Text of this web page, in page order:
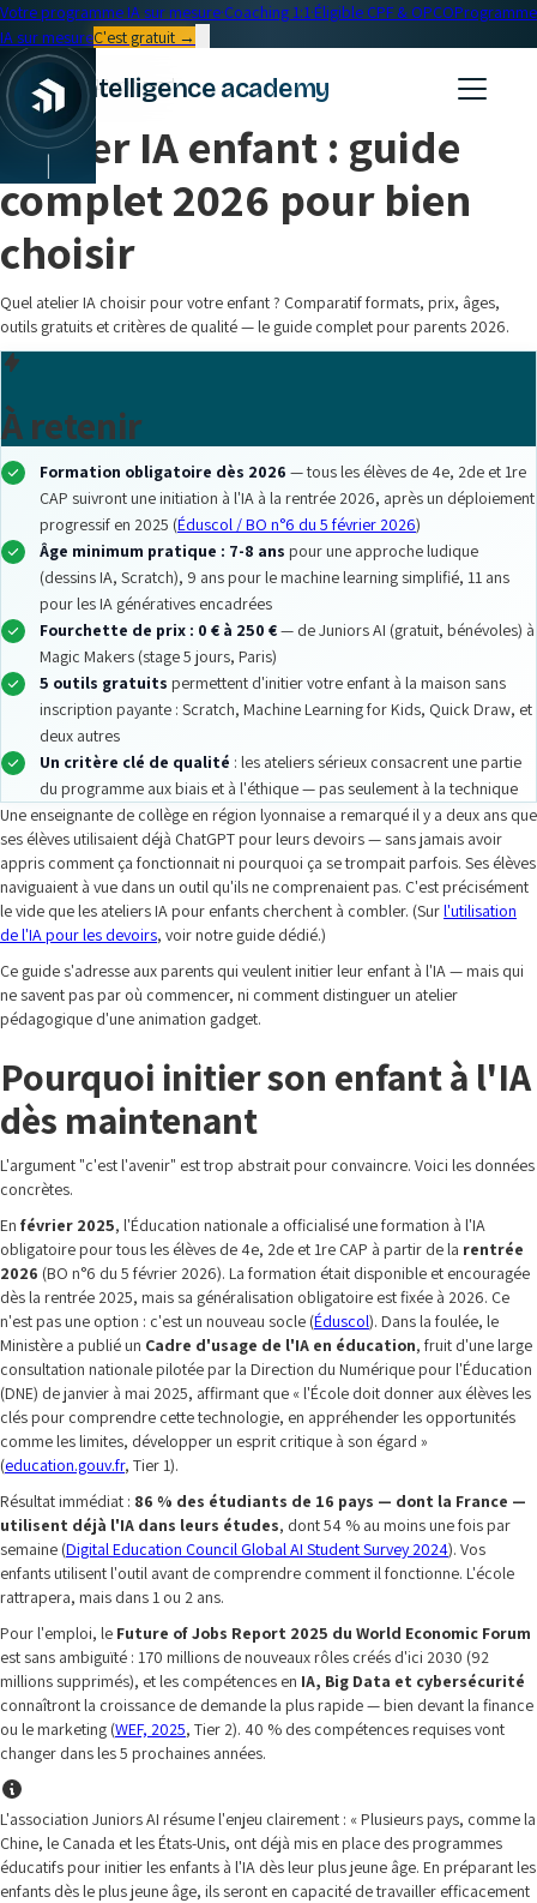
|
Votre programme IA sur mesure·Coaching 1:1·Éligible CPF & OPCOProgramme
IA sur mesureC'est gratuit →
intelligence academy
← Blog
Formation IA• 19 min read
Atelier IA enfant : guide
complet 2026 pour bien
choisir
Quel atelier IA choisir pour votre enfant ? Comparatif formats, prix, âges,
outils gratuits et critères de qualité — le guide complet pour parents 2026.
À retenir
Formation obligatoire dès 2026 — tous les élèves de 4e, 2de et 1re
CAP suivront une initiation à l'IA à la rentrée 2026, après un déploiement
progressif en 2025 (Éduscol / BO n°6 du 5 février 2026)
Âge minimum pratique : 7-8 ans pour une approche ludique
(dessins IA, Scratch), 9 ans pour le machine learning simplifié, 11 ans
pour les IA génératives encadrées
Fourchette de prix : 0 € à 250 €— de Juniors AI (gratuit, bénévoles) à
Magic Makers (stage 5 jours, Paris)
5 outils gratuits permettent d'initier votre enfant à la maison sans
inscription payante : Scratch, Machine Learning for Kids, Quick Draw, et
deux autres
Un critère clé de qualité : les ateliers sérieux consacrent une partie
du programme aux biais et à l'éthique — pas seulement à la technique
Une enseignante de collège en région lyonnaise a remarqué il y a deux ans que
ses élèves utilisaient déjà ChatGPT pour leurs devoirs — sans jamais avoir
appris comment ça fonctionnait ni pourquoi ça se trompait parfois. Ses élèves
naviguaient à vue dans un outil qu'ils ne comprenaient pas. C'est précisément
le vide que les ateliers IA pour enfants cherchent à combler. (Surl'utilisation
de l'IA pour les devoirs, voir notre guide dédié.)
Ce guide s'adresse aux parents qui veulent initier leur enfant à l'IA — mais qui
ne savent pas par où commencer, ni comment distinguer un atelier
pédagogique d'une animation gadget.
Pourquoi initier son enfant à l'IA
dès maintenant
L'argument "c'est l'avenir" est trop abstrait pour convaincre. Voici les données
concrètes.
En février 2025, l'Éducation nationale a officialisé une formation à l'IA
obligatoire pour tous les élèves de 4e, 2de et 1re CAP à partir de la rentrée
2026 (BO n°6 du 5 février 2026). La formation était disponible et encouragée
dès la rentrée 2025, mais sa généralisation obligatoire est fixée à 2026. Ce
n'est pas une option : c'est un nouveau socle (Éduscol). Dans la foulée, le
Ministère a publié un Cadre d'usage de l'IA en éducation, fruit d'une large
consultation nationale pilotée par la Direction du Numérique pour l'Éducation
(DNE) de janvier à mai 2025, affirmant que « l'École doit donner aux élèves les
clés pour comprendre cette technologie, en appréhender les opportunités
comme les limites, développer un esprit critique à son égard »
(education.gouv.fr, Tier 1).
Résultat immédiat : 86 % des étudiants de 16 pays — dont la France —
utilisent déjà l'IA dans leurs études, dont 54 % au moins une fois par
semaine (Digital Education Council Global AI Student Survey 2024). Vos
enfants utilisent l'outil avant de comprendre comment il fonctionne. L'école
rattrapera, mais dans 1 ou 2 ans.
Pour l'emploi, le Future of Jobs Report 2025 du World Economic Forum
est sans ambiguïté : 170 millions de nouveaux rôles créés d'ici 2030 (92
millions supprimés), et les compétences en IA, Big Data et cybersécurité
connaîtront la croissance de demande la plus rapide — bien devant la finance
ou le marketing (WEF, 2025, Tier 2). 40 % des compétences requises vont
changer dans les 5 prochaines années.
L'association Juniors AI résume l'enjeu clairement : « Plusieurs pays, comme la
Chine, le Canada et les États-Unis, ont déjà mis en place des programmes
éducatifs pour initier les enfants à l'IA dès leur plus jeune âge. En préparant les
enfants dès le plus jeune âge, ils seront en capacité de travailler efficacement